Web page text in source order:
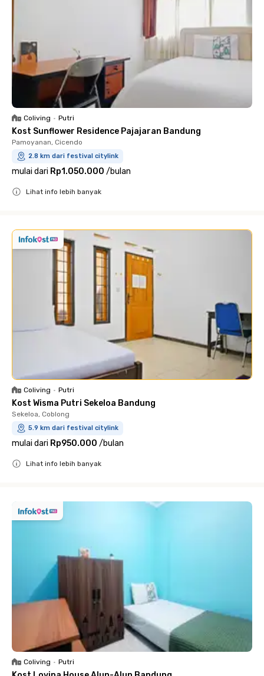
Coliving • Putri
Kost Sunflower Residence Pajajaran Bandung
Pamoyanan, Cicendo
2.8 km dari festival citylink
mulai dari Rp1.050.000 /bulan
Lihat info lebih banyak
Coliving • Putri
Kost Wisma Putri Sekeloa Bandung
Sekeloa, Coblong
5.9 km dari festival citylink
mulai dari Rp950.000 /bulan
Lihat info lebih banyak
Coliving • Putri